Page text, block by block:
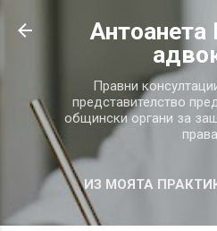
Пропускане към
Антоанета
Правни
представителство
общински органи за
права
ИЗ МОЯТА
ВЪПРОСИ И